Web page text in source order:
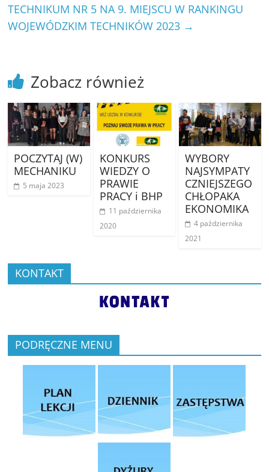
TECHNIKUM NR 5 NA 9. MIEJSCU W RANKINGU
WOJEWÓDZKIM TECHNIKÓW 2023 →
Zobacz również
POCZYTAJ (W)
MECHANIKU
5 maja 2023
KONKURS
WIEDZY O
PRAWIE
PRACY i BHP
11 października
2020
WYBORY
NAJSYMPATY
CZNIEJSZEGO
CHŁOPAKA
EKONOMIKA
4 października
2021
KONTAKT
PODRĘCZNE MENU